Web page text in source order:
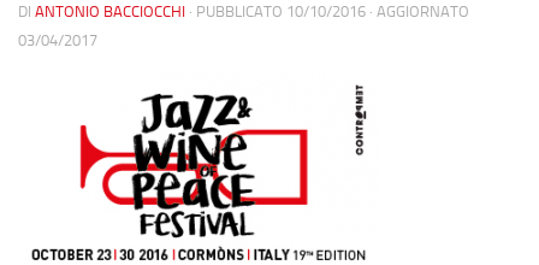
DI ANTONIO BACCIOCCHI · PUBBLICATO 10/10/2016 · AGGIORNATO
03/04/2017